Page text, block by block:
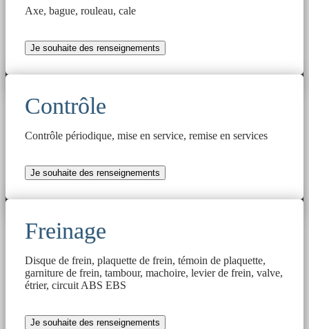
Axe, bague, rouleau, cale
Je souhaite des renseignements
Contrôle
Contrôle périodique, mise en service, remise en services
Je souhaite des renseignements
Freinage
Disque de frein, plaquette de frein, témoin de plaquette,
garniture de frein, tambour, machoire, levier de frein, valve,
étrier, circuit ABS EBS
Je souhaite des renseignements